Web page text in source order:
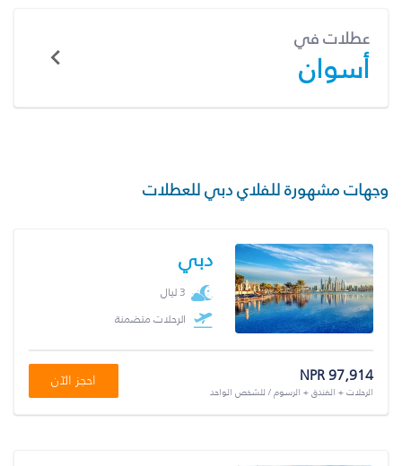
عطلات في
أسوان
وجهات مشهورة للفلاي دبي للعطلات
دبي
3 ليال
الرحلات متضمنة
NPR 97,914
الرحلات + الفندق + الرسوم / للشخص الواحد
احجز الآن